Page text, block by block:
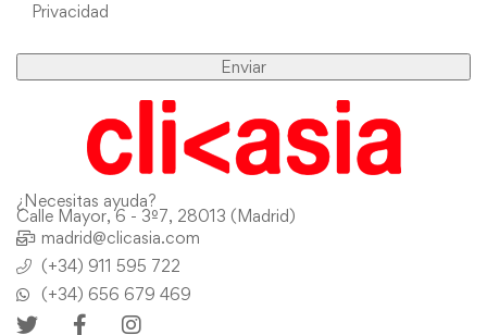
Privacidad
¿Necesitas ayuda?
Calle Mayor, 6 - 3º7, 28013 (Madrid)
madrid@clicasia.com
(+34) 911 595 722
(+34) 656 679 469